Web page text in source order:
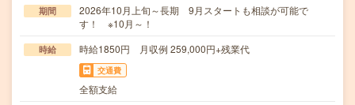
期間
2026年10月上旬～長期 9月スタートも相談が可能で
す！ ※10月～！
時給 時給1850円 月収例 259,000円+残業代
交通費
全額支給